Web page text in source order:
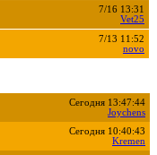
7/16 13:31
Vet25
7/13 11:52
novo
Сегодня 13:47:44
Joychens
Сегодня 10:40:43
Kremen